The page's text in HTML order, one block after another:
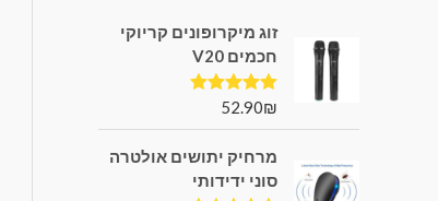
זוג מיקרופונים קריוקי
חכמים V20
דורג5.00
52.90₪
מרחיק יתושים אולטרה
סוני ידידותי